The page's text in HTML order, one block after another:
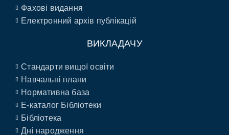
Фахові видання
Електронний архів публікацій
ВИКЛАДАЧУ
Стандарти вищої освіти
Навчальні плани
Нормативна база
E-каталог Бібліотеки
Бібліотека
Дні народження